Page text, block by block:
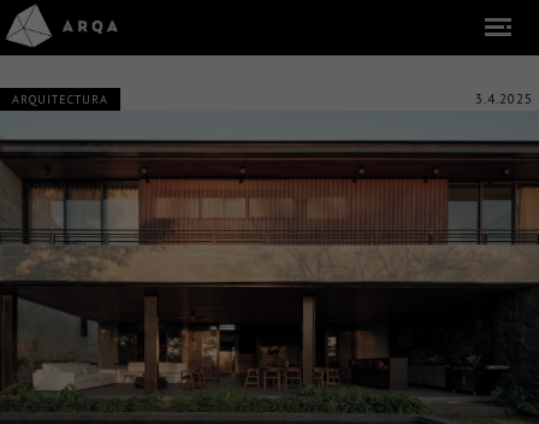
ARQUITECTURA 3.4.2025